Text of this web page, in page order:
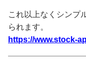
これ以上なくシンプ
られます。
https://www.stock-